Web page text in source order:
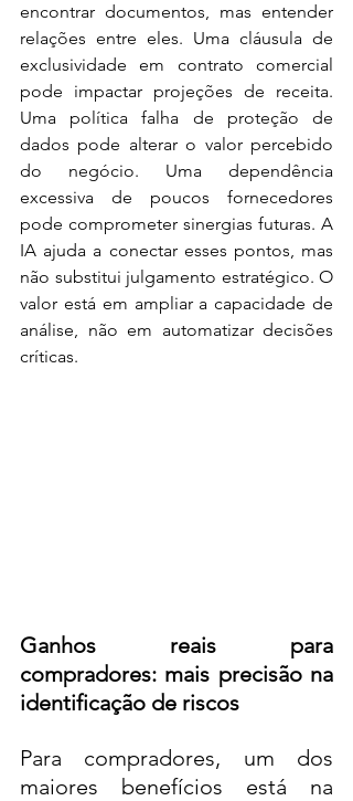
encontrar documentos, mas entender
relações entre eles. Uma cláusula de
exclusividade em contrato comercial
pode impactar projeções de receita.
Uma política falha de proteção de
dados pode alterar o valor percebido
do negócio. Uma dependência
excessiva de poucos fornecedores
pode comprometer sinergias futuras. A
IA ajuda a conectar esses pontos, mas
não substitui julgamento estratégico. O
valor está em ampliar a capacidade de
análise, não em automatizar decisões
críticas.
Ganhos reais para
compradores: mais precisão na
identificação de riscos
Para compradores, um dos